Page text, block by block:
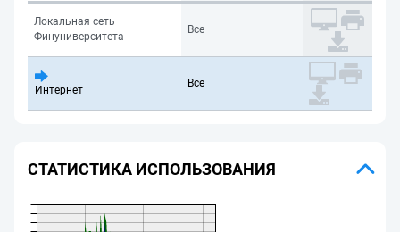
Локальная сеть
Финуниверситета
Все
Интернет
Все
СТАТИСТИКА ИСПОЛЬЗОВАНИЯ